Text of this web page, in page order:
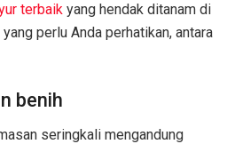
terbaik yang hendak ditanam di
perlu Anda perhatikan, antara
benih
seringkali mengandung